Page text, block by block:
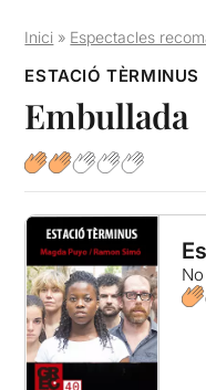
Inici » Espectacles
ESTACIÓ TÈRMINUS
Embullada